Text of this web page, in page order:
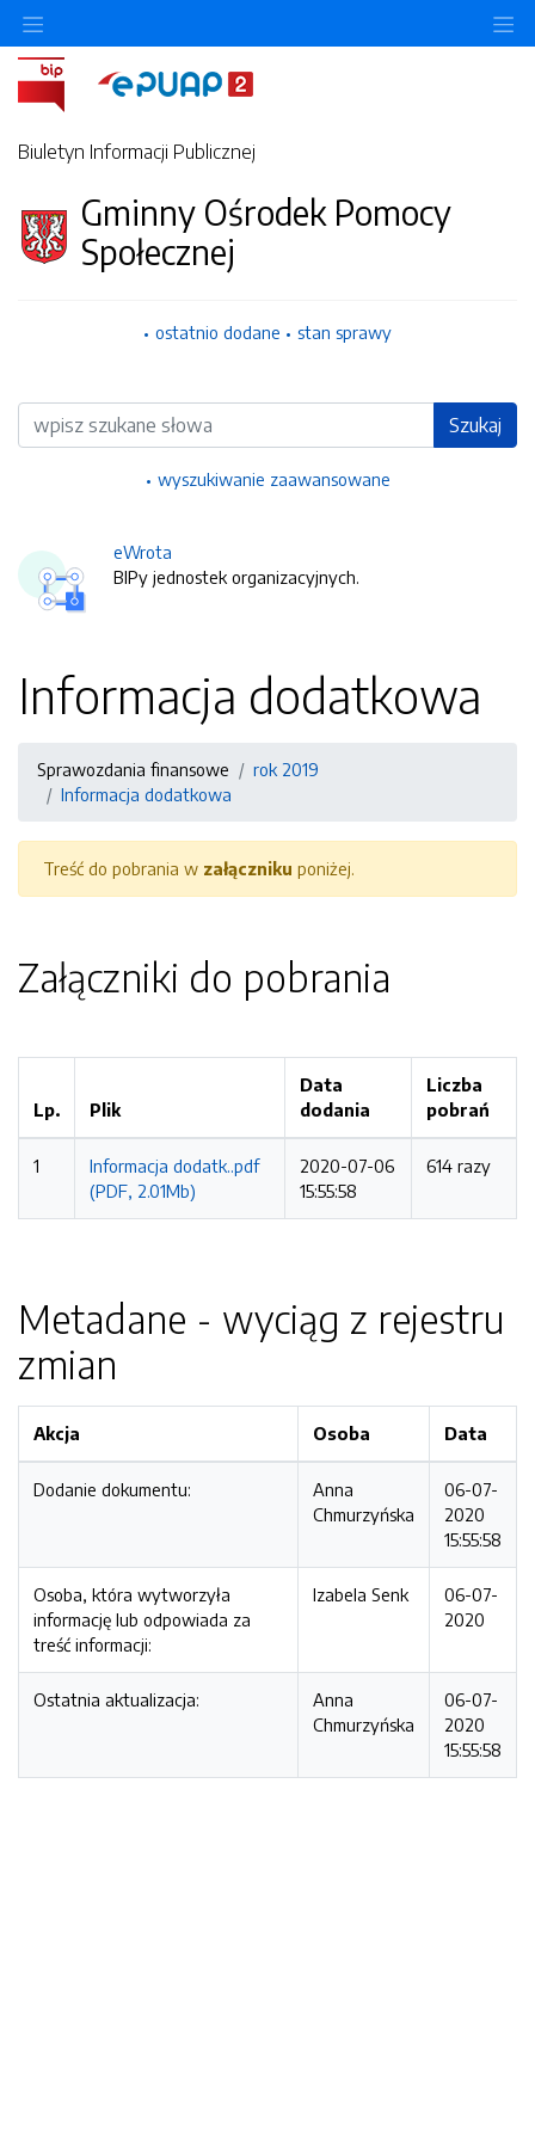
Biuletyn Informacji Publicznej
Gminny Ośrodek Pomocy
Społecznej
ostatnio dodane stan sprawy
Wyszukiwarka Szukaj
wyszukiwanie zaawansowane
eWrota
BIPy jednostek organizacyjnych.
Informacja dodatkowa
Sprawozdania finansowe
rok 2019
Informacja dodatkowa
Treść do pobrania w załączniku poniżej.
Załączniki do pobrania
Lp. Plik
Data
dodania
Liczba
pobrań
1
Informacja dodatk..pdf
(PDF, 2.01Mb)
2020-07-06
15:55:58
614 razy
Metadane - wyciąg z rejestru
zmian
Akcja Osoba Data
Dodanie dokumentu:
Anna
Chmurzyńska
06-07-
2020
15:55:58
Osoba, która wytworzyła
informację lub odpowiada za
treść informacji:
Izabela Senk
06-07-
2020
Ostatnia aktualizacja:
Anna
Chmurzyńska
06-07-
2020
15:55:58